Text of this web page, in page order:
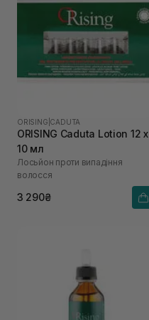
ORISING CADUTA
ORISING Caduta Lotion 12 х
10 мл
Лосьйон проти випадіння
волосся
3 290₴